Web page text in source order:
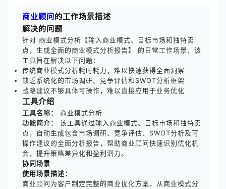
商业顾问的工作场景描述
解决的问题
针对 商业模式分析【输入商业模式、目标市场和独特卖
点，生成全面的商业模式分析报告】 的日常工作场景，该
工具旨在解决以下问题：
传统商业模式分析耗时耗力，难以快速获得全面洞察
缺乏系统化的市场调研、竞争评估和SWOT分析框架
战略建议不够具体可操作，难以直接应用于业务优化
工具介绍
工具名称：
商业模式分析
功能简介：
该工具通过输入商业模式、目标市场和独特卖
点，自动生成包含市场调研、竞争评估、SWOT分析及可
操作建议的全面分析报告，帮助商业顾问快速识别优化机
会，提升策略差异化和盈利潜力。
协同场景
使用场景描述：
商业顾问为客户制定完整的商业优化方案，从商业模式分